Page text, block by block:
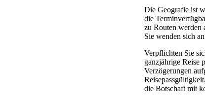
Die Geografie ist
die
zu Routen werden
Sie wenden sich
Verpflichten Sie
ganzjährige Reise
Verzögerungen
die Botschaft mit